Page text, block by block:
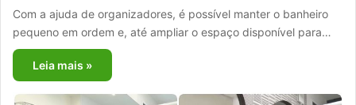
Com a ajuda de organizadores, é possível manter o banheiro
pequeno em ordem e, até ampliar o espaço disponível para…
Leia mais »